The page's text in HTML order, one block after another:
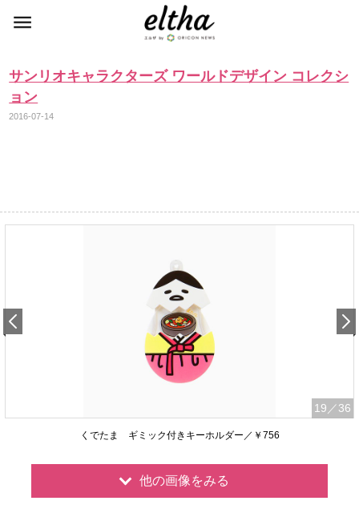
サンリオキャラクターズ ワールドデザイン コレクシ
ョン
2016-07-14
19 ／36
くでたま ギミック付きキーホルダー／￥756
他の画像をみる